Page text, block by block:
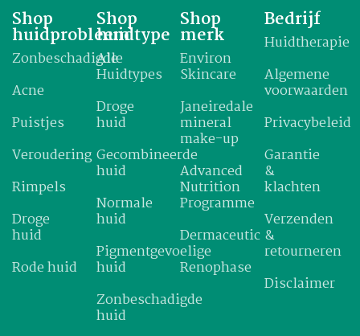
Shop
huidprobleem
Zonbeschadigde
Acne
Puistjes
Veroudering
Rimpels
Droge
huid
Rode huid
Shop
huidtype
Alle
Huidtypes
Droge
huid
Gecombineerde
huid
Normale
huid
Pigmentgevoelige
huid
Zonbeschadigde
huid
Shop
merk
Environ
Skincare
Janeiredale
mineral
make-up
Advanced
Nutrition
Programme
Dermaceutic
Renophase
Bedrijf
Huidtherapie
Algemene
voorwaarden
Privacybeleid
Garantie
&
klachten
Verzenden
&
retourneren
Disclaimer